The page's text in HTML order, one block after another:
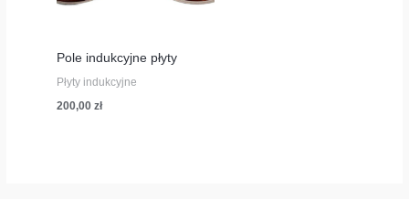
Pole indukcyjne płyty
Płyty indukcyjne
200,00zł